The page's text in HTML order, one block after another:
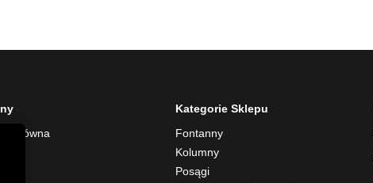
główna
Kategorie Sklepu
Fontanny
Kolumny
Posągi